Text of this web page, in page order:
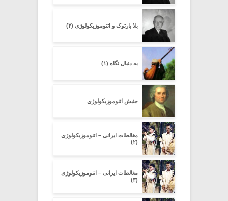
بلا بارتوک و اتنوموزیکولوژی (۳)
به دنبال نگاه (۱)
جنبش اتنوموزیکولوژی
مغالطات ایرانی – اتنوموزیکولوژی
(۲)
مغالطات ایرانی – اتنوموزیکولوژی
(۳)